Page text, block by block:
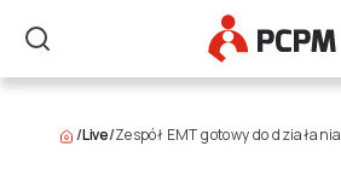
Szukaj
Główne Logo
/Live/Zespół EMT gotowy do działania